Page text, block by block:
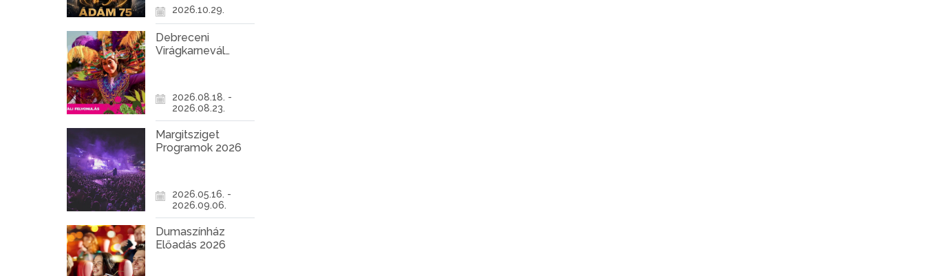
2026.10.29.
Debreceni
Virágkarnevál
2026.08.18. -
2026.08.23.
Margitsziget
Programok 2026
2026.05.16. -
2026.09.06.
Dumaszínház
Előadás 2026